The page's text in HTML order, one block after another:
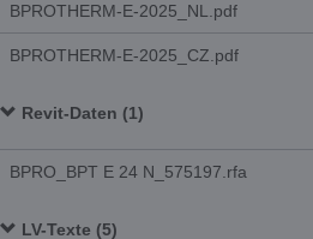
BPROTHERM-E-2025_NL.pdf
BPROTHERM-E-2025_CZ.pdf
Revit-Daten (1)
BPRO_BPT E 24 N_575197.rfa
LV-Texte (5)